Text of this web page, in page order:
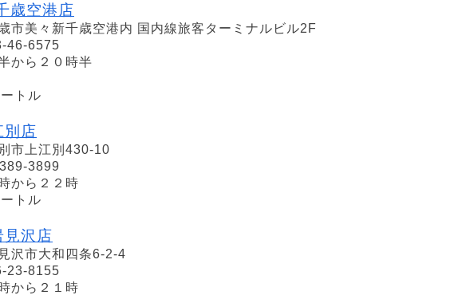
歳空港店
市美々新千歳空港内 国内線旅客ターミナルビル2F
46-6575
から２０時半
トル
別店
市上江別430-10
3899
から２２時
トル
沢店
沢市大和四条6-2-4
23-8155
から２１時